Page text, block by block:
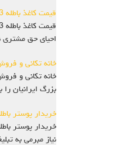
قیمت کاغذ باطله 1403
احیای حق مشتری
خانه تکانی و
خانه تکانی و
بزرگ ایرانیان
خریدار پوستر
خریدار پوستر
نیاز مبرمی به